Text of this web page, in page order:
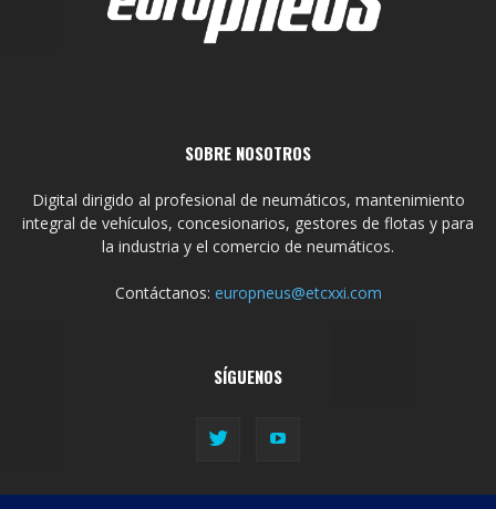
SOBRE NOSOTROS
Digital dirigido al profesional de neumáticos, mantenimiento
integral de vehículos, concesionarios, gestores de flotas y para
la industria y el comercio de neumáticos.
Contáctanos: europneus@etcxxi.com
SÍGUENOS